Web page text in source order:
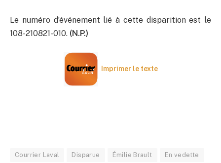
Le numéro d’événement lié à cette disparition est le
108-210821-010. (N.P.)
Imprimer le texte
Courrier Laval Disparue Émilie Brault En vedette